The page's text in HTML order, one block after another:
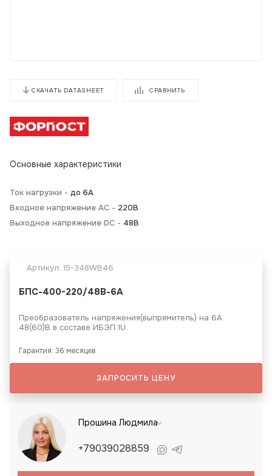
СКАЧАТЬ DATASHEET СРАВНИТЬ
Основные характеристики
Ток нагрузки - до 6А
Входное напряжение AC - 220В
Выходное напряжение DC - 48В
Артикул: 15-348WB46
БПС-400-220/48В-6A
Преобразователь напряжения(выпрямитель) на 6А
48(60)В в составе ИБЭП 1U
Гарантия: 36 месяцев
ЗАПРОСИТЬ ЦЕНУ
Прошина Людмила
+79039028859